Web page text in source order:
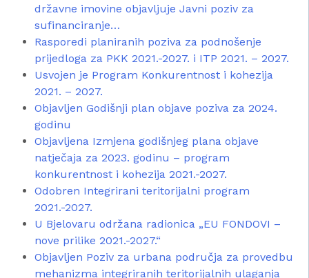
državne imovine objavljuje Javni poziv za
sufinanciranje…
Rasporedi planiranih poziva za podnošenje
prijedloga za PKK 2021.-2027. i ITP 2021. – 2027.
Usvojen je Program Konkurentnost i kohezija
2021. – 2027.
Objavljen Godišnji plan objave poziva za 2024.
godinu
Objavljena Izmjena godišnjeg plana objave
natječaja za 2023. godinu – program
konkurentnost i kohezija 2021.-2027.
Odobren Integrirani teritorijalni program
2021.-2027.
U Bjelovaru održana radionica „EU FONDOVI –
nove prilike 2021.-2027.“
Objavljen Poziv za urbana područja za provedbu
mehanizma integriranih teritorijalnih ulaganja